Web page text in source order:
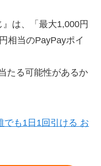
は、「最大1,000円
相当のPayPayポイ
たる可能性があるか
でも1日1回引ける お